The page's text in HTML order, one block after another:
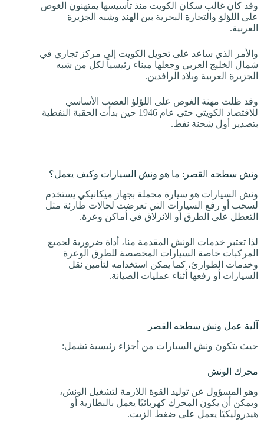
وقد كان غالب سكان الكويت منذ تأسيسها يمتهنون الغوص
على اللؤلؤ والتجارة البحرية بين الهند وشبه الجزيرة
العربية.
والأمر الذي ساعد على تحويل الكويت إلى مركز تجاري في
شمال الخليج العربي وجعلها ميناء رئيسياً لكل من شبه
الجزيرة العربية وبلاد الرافدين.
وقد ظلت مهنة الغوص على اللؤلؤ العصب الأساسي
للاقتصاد الكويتي حتى عام 1946 حين بدأت الحقبة النفطية
بتصدير أول شحنة نفط.
ونش سطحه القصر: ما هو ونش السيارات وكيف يعمل؟
ونش السيارات هو سيارة محملة بجهاز ميكانيكي يستخدم
لسحب أو رفع السيارات التي تعرضت لحالات طارئة مثل
التعطل على الطرق أو الانزلاق في أماكن وعرة.
لذا تعتبر خدمات الونش المقدمة منا، أداة ضرورية لجميع
المركبات خاصة السيارات المخصصة للطرق الوعرة
وخدمات الطوارئ، كما يمكن استخدامه لتأمين نقل
السيارات أو رفعها أثناء عمليات الصيانة.
آلية عمل ونش سطحه القصر
حيث يتكون ونش السيارات من أجزاء رئيسية تشمل:
محرك الونش
وهو المسؤول عن توليد القوة اللازمة لتشغيل الونش،
ويمكن أن يكون المحرك كهربائيًا يعمل بالبطارية أو
هيدروليكيًا يعمل على ضغط الزيت.